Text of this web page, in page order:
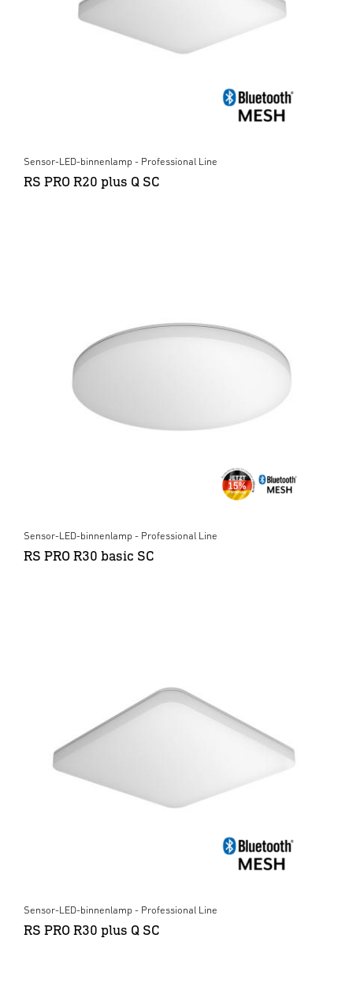
Sensor-LED-binnenlamp - Professional Line
RS PRO R20 plus Q SC
Sensor-LED-binnenlamp - Professional Line
RS PRO R30 basic SC
Sensor-LED-binnenlamp - Professional Line
RS PRO R30 plus Q SC